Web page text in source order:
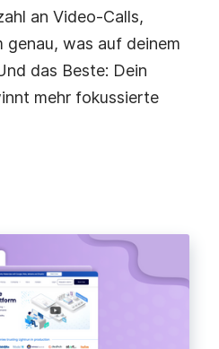
an Video‑Calls,
was auf deinem
das Beste: Dein
mehr fokussierte